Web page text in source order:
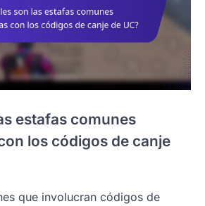
estafas comunes
los códigos de canje
que involucran códigos de